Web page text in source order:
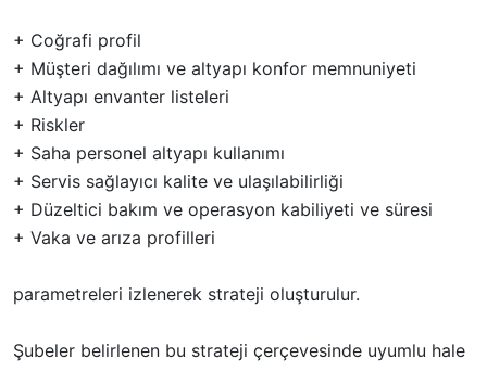
+ Coğrafi profil
+ Müşteri dağılımı ve altyapı konfor memnuniyeti
+ Altyapı envanter listeleri
+ Riskler
+ Saha personel altyapı kullanımı
+ Servis sağlayıcı kalite ve ulaşılabilirliği
+ Düzeltici bakım ve operasyon kabiliyeti ve süresi
+ Vaka ve arıza profilleri
parametreleri izlenerek strateji oluşturulur.
Şubeler belirlenen bu strateji çerçevesinde uyumlu hale